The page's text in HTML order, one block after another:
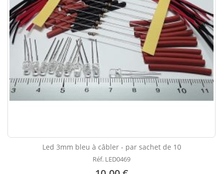
Led 3mm bleu à câbler - par sachet de 10
Réf. LED0469